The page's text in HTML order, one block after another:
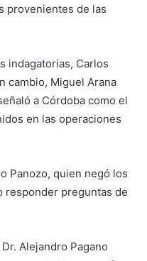
provenientes de las
indagatorias, Carlos
cambio, Miguel Arana
a Córdoba como el
en las operaciones
Panozo, quien negó los
responder preguntas de
Alejandro Pagano